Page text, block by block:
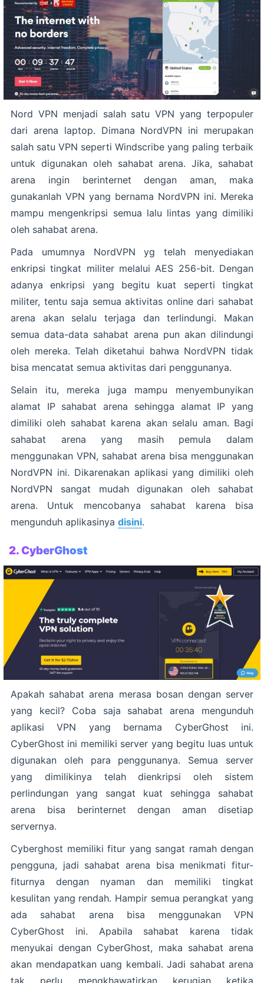
Nord VPN menjadi salah satu VPN yang terpopuler
dari arena laptop. Dimana NordVPN ini merupakan
salah satu VPN seperti Windscribe yang paling terbaik
untuk digunakan oleh sahabat arena. Jika, sahabat
arena ingin berinternet dengan aman, maka
gunakanlah VPN yang bernama NordVPN ini. Mereka
mampu mengenkripsi semua lalu lintas yang dimiliki
oleh sahabat arena.
Pada umumnya NordVPN yg telah menyediakan
enkripsi tingkat militer melalui AES 256-bit. Dengan
adanya enkripsi yang begitu kuat seperti tingkat
militer, tentu saja semua aktivitas online dari sahabat
arena akan selalu terjaga dan terlindungi. Makan
semua data-data sahabat arena pun akan dilindungi
oleh mereka. Telah diketahui bahwa NordVPN tidak
bisa mencatat semua aktivitas dari penggunanya.
Selain itu, mereka juga mampu menyembunyikan
alamat IP sahabat arena sehingga alamat IP yang
dimiliki oleh sahabat karena akan selalu aman. Bagi
sahabat arena yang masih pemula dalam
menggunakan VPN, sahabat arena bisa menggunakan
NordVPN ini. Dikarenakan aplikasi yang dimiliki oleh
NordVPN sangat mudah digunakan oleh sahabat
arena. Untuk mencobanya sahabat karena bisa
mengunduh aplikasinya disini.
2. CyberGhost
Apakah sahabat arena merasa bosan dengan server
yang kecil? Coba saja sahabat arena mengunduh
aplikasi VPN yang bernama CyberGhost ini.
CyberGhost ini memiliki server yang begitu luas untuk
digunakan oleh para penggunanya. Semua server
yang dimilikinya telah dienkripsi oleh sistem
perlindungan yang sangat kuat sehingga sahabat
arena bisa berinternet dengan aman disetiap
servernya.
Cyberghost memiliki fitur yang sangat ramah dengan
pengguna, jadi sahabat arena bisa menikmati fitur-
fiturnya dengan nyaman dan memiliki tingkat
kesulitan yang rendah. Hampir semua perangkat yang
ada sahabat arena bisa menggunakan VPN
CyberGhost ini. Apabila sahabat karena tidak
menyukai dengan CyberGhost, maka sahabat arena
akan mendapatkan uang kembali. Jadi sahabat arena